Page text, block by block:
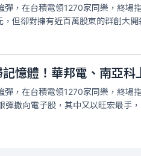
彈，在台積電領1270家同樂，終場
但卻對擁有近百萬股東的群創大
價從50.5元一路下殺，盤中一度翻
彈，在台積電領1270家同樂，終場
撒向電子股，其中又以旺宏最手
終場跌2.08%，收117.5元，成交量